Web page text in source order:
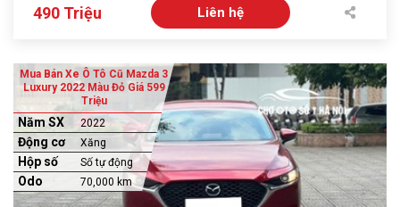
490 Triệu Liên hệ
Mua Bán Xe Ô Tô Cũ Mazda 3
Luxury 2022 Màu Đỏ Giá 599
Triệu
Năm SX 2022
Động cơ Xăng
Hộp số Số tự động
Odo 70,000 km